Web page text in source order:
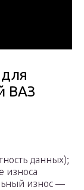
ВАЗ
данных);
износа
износ —